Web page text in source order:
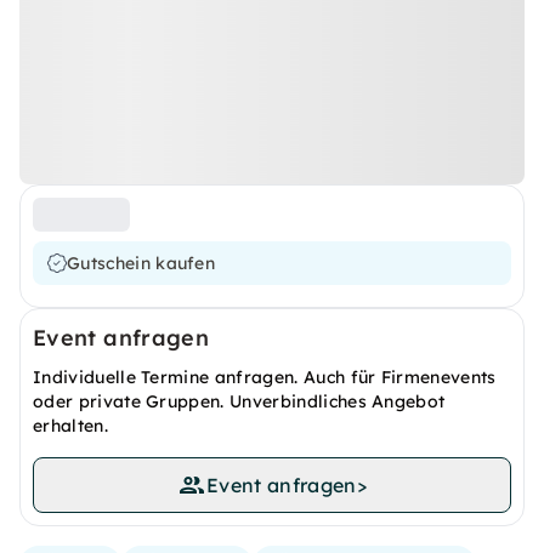
Gutschein kaufen
Event anfragen
Individuelle Termine anfragen. Auch für Firmenevents
oder private Gruppen. Unverbindliches Angebot
erhalten.
Event anfragen>